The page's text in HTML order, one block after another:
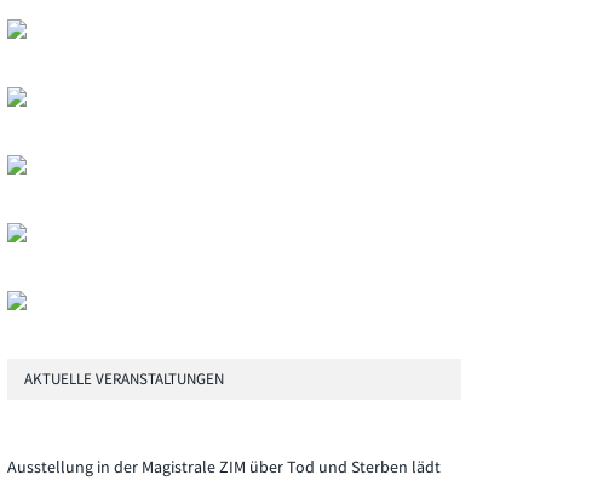
AKTUELLE VERANSTALTUNGEN
Ausstellung in der Magistrale ZIM über Tod und Sterben lädt